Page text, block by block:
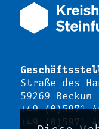
Straße des
59269 Beckum
+49 (0)5971
+49 (0)5971